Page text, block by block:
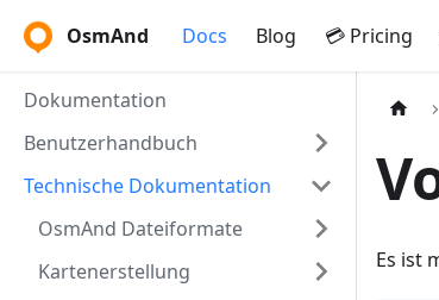
OsmAnd Docs Blog 💳 Pricing
Dokumentation
Benutzerhandbuch
Technische Dokumentation
OsmAnd Dateiformate
Kartenerstellung
Es ist